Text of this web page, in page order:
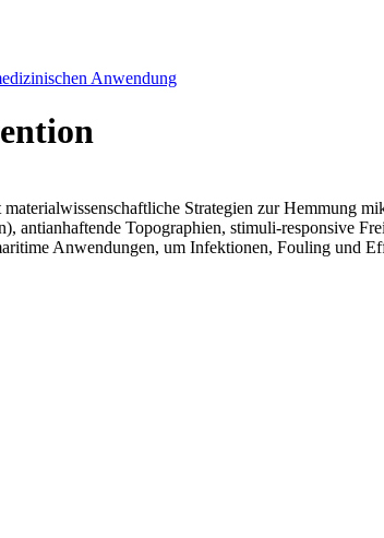
Anwendung
Strategien zur Hemmung
antianhaftende Topographien, stimuli-responsive
Anwendungen, um Infektionen, Fouling und